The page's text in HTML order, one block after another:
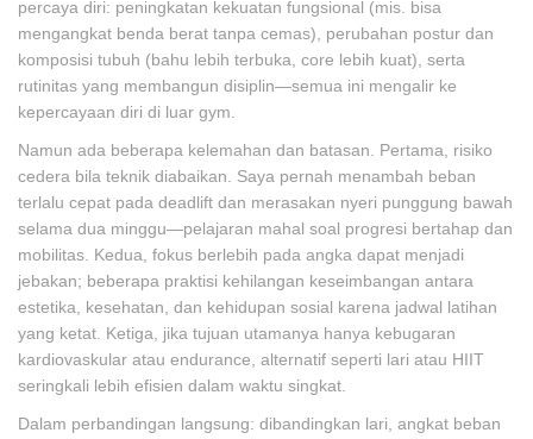
percaya diri: peningkatan kekuatan fungsional (mis. bisa
mengangkat benda berat tanpa cemas), perubahan postur dan
komposisi tubuh (bahu lebih terbuka, core lebih kuat), serta
rutinitas yang membangun disiplin—semua ini mengalir ke
kepercayaan diri di luar gym.
Namun ada beberapa kelemahan dan batasan. Pertama, risiko
cedera bila teknik diabaikan. Saya pernah menambah beban
terlalu cepat pada deadlift dan merasakan nyeri punggung bawah
selama dua minggu—pelajaran mahal soal progresi bertahap dan
mobilitas. Kedua, fokus berlebih pada angka dapat menjadi
jebakan; beberapa praktisi kehilangan keseimbangan antara
estetika, kesehatan, dan kehidupan sosial karena jadwal latihan
yang ketat. Ketiga, jika tujuan utamanya hanya kebugaran
kardiovaskular atau endurance, alternatif seperti lari atau HIIT
seringkali lebih efisien dalam waktu singkat.
Dalam perbandingan langsung: dibandingkan lari, angkat beban